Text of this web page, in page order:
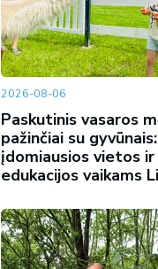
2026-08-06
Paskutinis vasaros
pažinčiai su gyvūnais:
įdomiausios vietos ir
edukacijos vaikams